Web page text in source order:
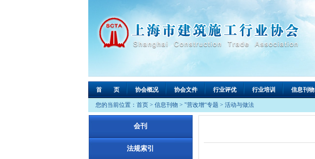
首 页 协会概况 协会文件 行业评优 行业培训 信息刊物
您的当前位置： 首页 > 信息刊物 > "营改增“专题 > 活动与做法
会刊
法规索引